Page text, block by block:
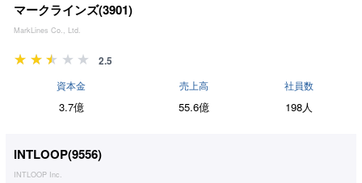
マークラインズ(3901)
MarkLines Co., Ltd.
2.5
資本金
3.7億
売上高
55.6億
社員数
198人
INTLOOP(9556)
INTLOOP Inc.